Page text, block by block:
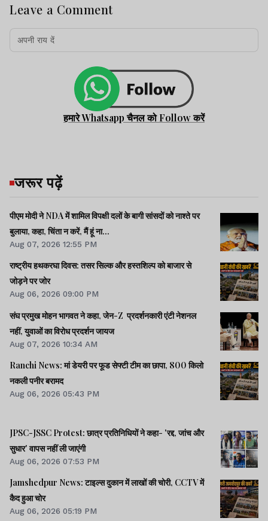
Leave a Comment
हमारे Whatsapp चैनल को Follow करें
जरूर पढ़ें
पीएम मोदी ने NDA में शामिल विपक्षी दलों के बागी सांसदों को नाश्ते पर
बुलाया, कहा, चिंता न करें, मैं हूं ना...
Aug 07, 2026 12:55 PM
राष्ट्रीय हथकरघा दिवस: तसर सिल्क और हस्तशिल्प को बाजार से
जोड़ने पर जोर
Aug 06, 2026 09:00 PM
संघ प्रमुख मोहन भागवत ने कहा, जेन-Z प्रदर्शनकारी एंटी नेशनल
नहीं, युवाओं का विरोध प्रदर्शन जायज
Aug 07, 2026 10:34 AM
Ranchi News: मां डेयरी पर फूड सेफ्टी टीम का छापा, 800 किलो
नकली पनीर बरामद
Aug 06, 2026 05:43 PM
JPSC-JSSC Protest: छात्र प्रतिनिधियों ने कहा- 'रद्द, जांच और
सुधार' वापस नहीं ली जाएंगी
Aug 06, 2026 07:53 PM
Jamshedpur News: टाइल्स दुकान में लाखों की चोरी, CCTV में
कैद हुआ चोर
Aug 06, 2026 05:19 PM